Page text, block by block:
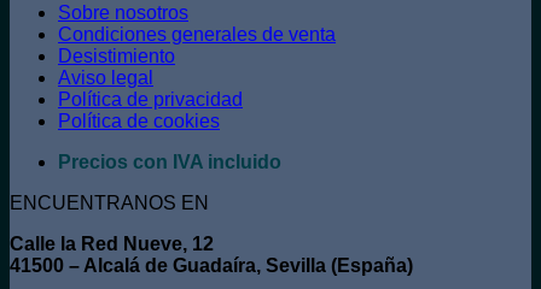
Sobre nosotros
Condiciones generales de venta
Desistimiento
Aviso legal
Política de privacidad
Política de cookies
Precios con IVA incluido
ENCUENTRANOS EN
Calle la Red Nueve, 12
41500 – Alcalá de Guadaíra, Sevilla (España)